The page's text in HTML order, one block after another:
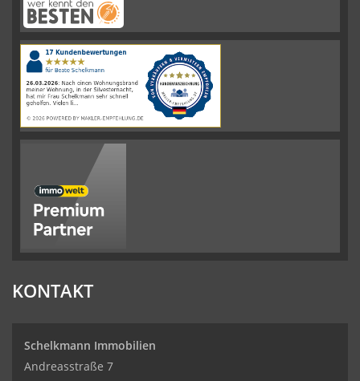
Schelkmann
Immobilienhat
|110Schelkmann
ImmobilienBewertungen
auf
werkenntdenBESTEN.de
KONTAKT
Schelkmann Immobilien
Andreasstraße 7